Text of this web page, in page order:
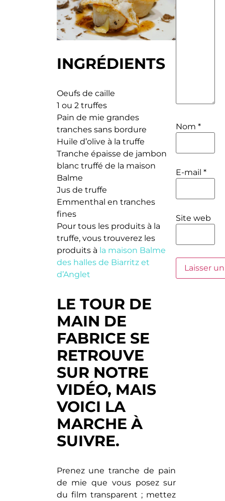
INGRÉDIENTS
Oeufs de caille
1 ou 2 truffes
Pain de mie grandes
tranches sans bordure
Huile d’olive à la truffe
Tranche épaisse de jambon
blanc truffé de la maison
Balme
Jus de truffe
Emmenthal en tranches
fines
Pour tous les produits à la
truffe, vous trouverez les
produits à la maison Balme
des halles de Biarritz et
d’Anglet
LE TOUR DE
MAIN DE
FABRICE SE
RETROUVE
SUR NOTRE
VIDÉO, MAIS
VOICI LA
MARCHE À
SUIVRE.
Prenez une tranche de pain
de mie que vous posez sur
du film transparent ; mettez
Nom*
E-mail*
Site web